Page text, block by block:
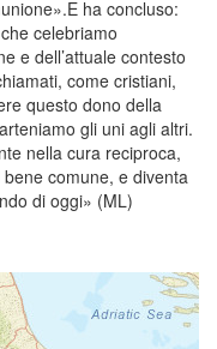
ha concluso:
celebriamo
e dell’attuale contesto
come cristiani,
questo dono della
gli uni agli altri.
nella cura reciproca,
comune, e diventa
di oggi» (ML)